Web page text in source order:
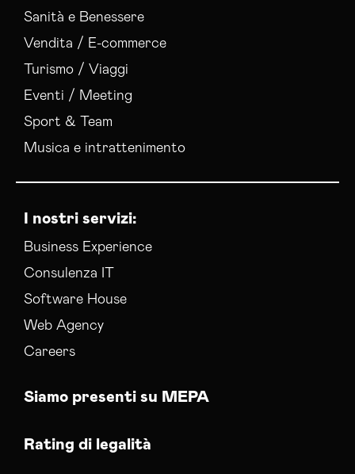
Sanità e Benessere
Vendita / E-commerce
Turismo / Viaggi
Eventi / Meeting
Sport & Team
Musica e intrattenimento
I nostri servizi:
Business Experience
Consulenza IT
Software House
Web Agency
Careers
Siamo presenti su MEPA
Rating di legalità